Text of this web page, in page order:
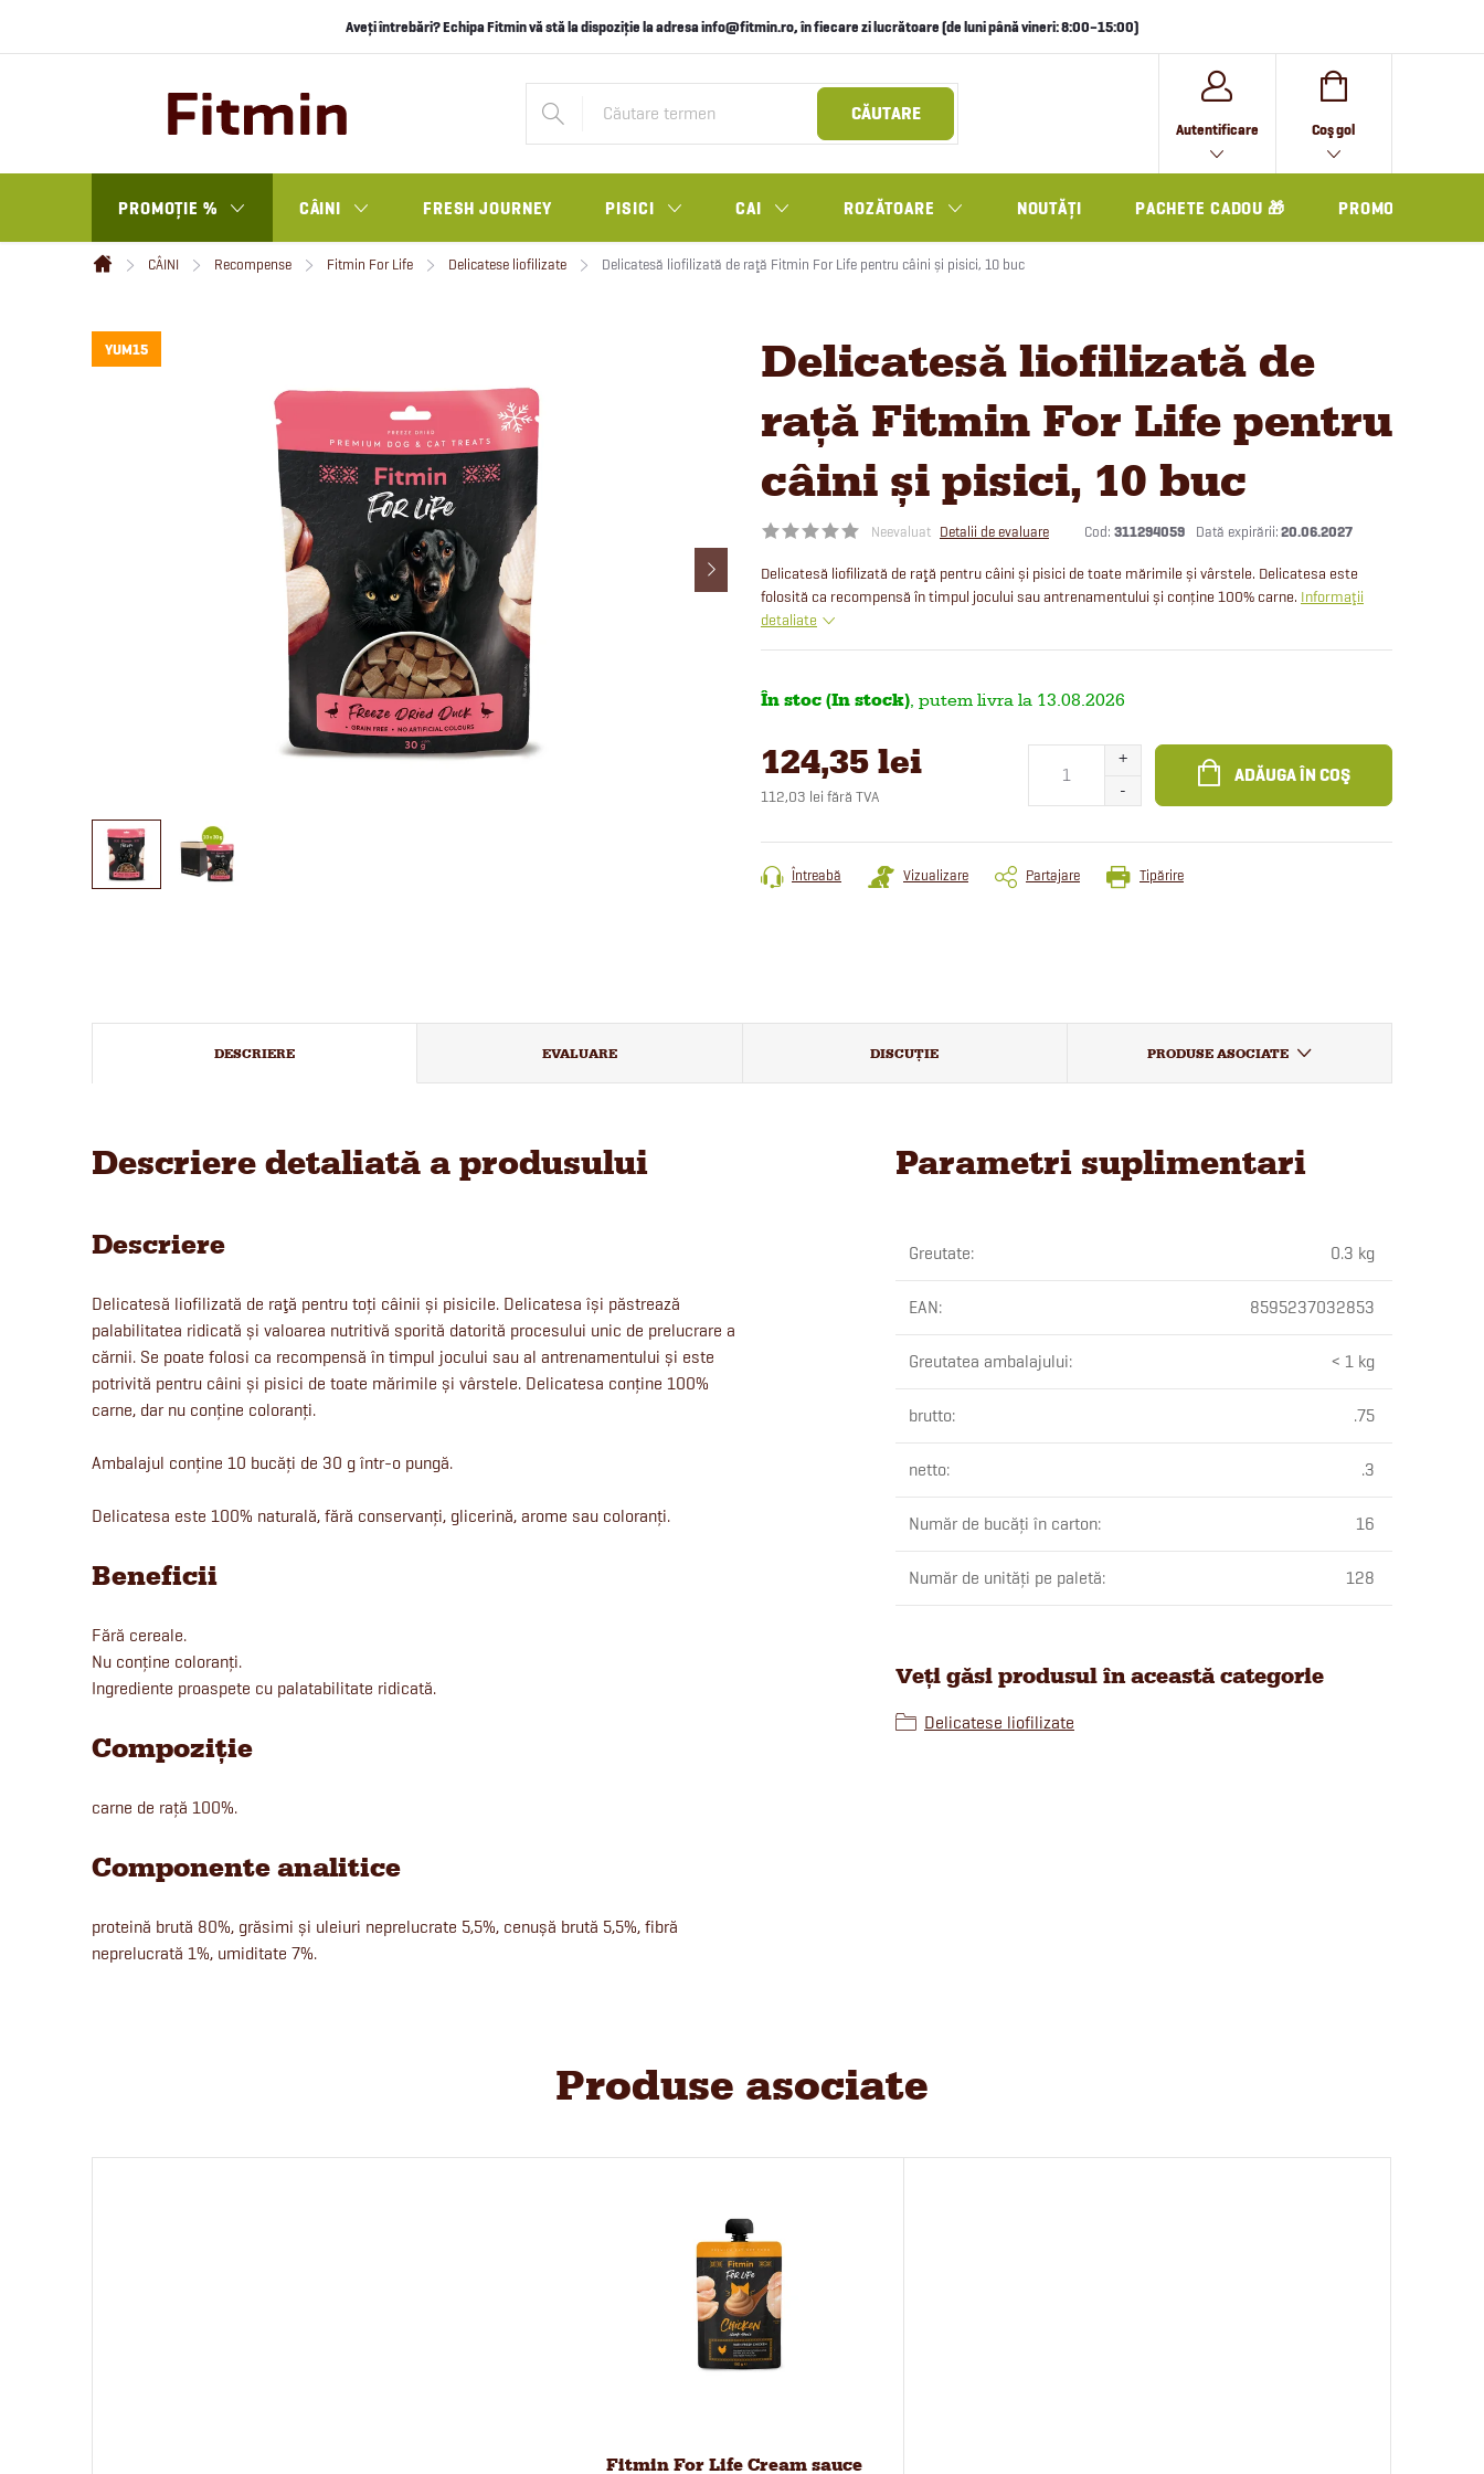
Aveți întrebări? Echipa Fitmin vă stă la dispoziție la adresa info@fitmin.ro, în fiecare zi lucrătoare (de luni până vineri: 8:00–15:00)
CĂUTARE
Autentificare
COŞ
DE
CUMPĂRĂTURI
Coş gol
PROMOȚIE % CÂINI FRESH JOURNEY PISICI CAI ROZĂTOARE NOUTĂȚI PACHETE CADOU 🎁 PROMO
Acasă
CÂINI Recompense Fitmin For Life Delicatese liofilizate Delicatesă liofilizată de raţă Fitmin For Life pentru câini și pisici, 10 buc
YUM15
Delicatesă liofilizată de
raţă Fitmin For Life pentru
câini și pisici, 10 buc
Neevaluat Detalii de evaluare Cod: 311294059 20.06.2027
Delicatesă liofilizată de raţă pentru câini și pisici de toate mărimile și vârstele. Delicatesa este
folosită ca recompensă în timpul jocului sau antrenamentului și conține 100% carne. Informaţii
detaliate
În stoc (In stock) 13.08.2026
124,35 lei
112,03 lei fără TVA
preţ:
ADĂUGA ÎN COŞ
Tipărire
Întreabă Vizualizare Partajare
DESCRIERE EVALUARE DISCUŢIE PRODUSE ASOCIATE
Descriere detaliată a produsului
Descriere
Delicatesă liofilizată de raţă pentru toți câinii și pisicile. Delicatesa își păstrează
palabilitatea ridicată și valoarea nutritivă sporită datorită procesului unic de prelucrare a
cărnii. Se poate folosi ca recompensă în timpul jocului sau al antrenamentului și este
potrivită pentru câini și pisici de toate mărimile și vârstele. Delicatesa conține 100%
carne, dar nu conține coloranți.
Ambalajul conține 10 bucăți de 30 g într-o pungă.
Delicatesa este 100% naturală, fără conservanți, glicerină, arome sau coloranți.
Beneficii
Fără cereale.
Nu conține coloranți.
Ingrediente proaspete cu palatabilitate ridicată.
Compoziție
carne de rață 100%.
Componente analitice
proteină brută 80%, grăsimi și uleiuri neprelucrate 5,5%, cenușă brută 5,5%, fibră
neprelucrată 1%, umiditate 7%.
Parametri suplimentari
Greutate: 0.3 kg
EAN: 8595237032853
Greutatea ambalajului: < 1 kg
brutto: .75
netto: .3
Număr de bucăți în carton: 16
Număr de unități pe paletă: 128
Veți găsi produsul în această categorie
Delicatese liofilizate
Produse asociate
Fitmin For Life Cream sauce